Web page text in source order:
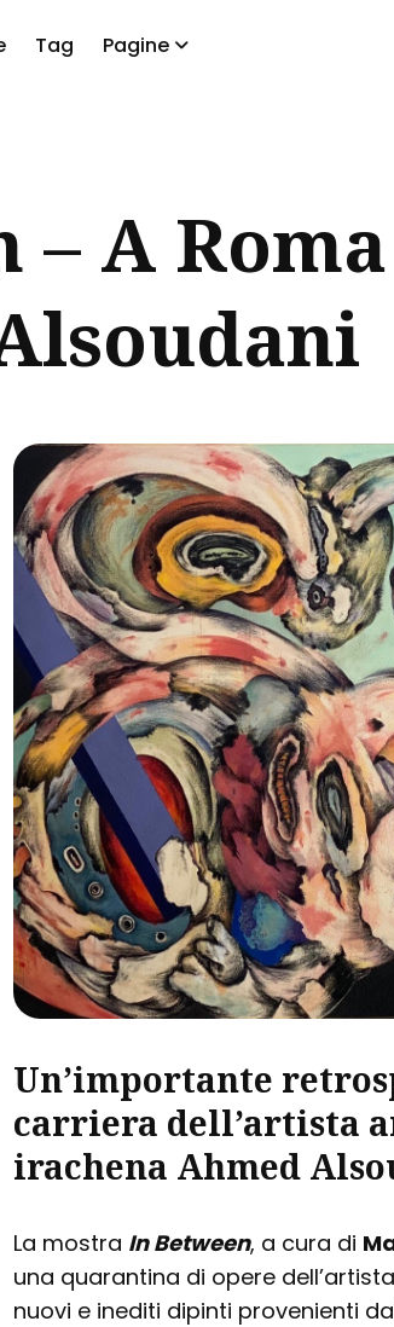
Tag Pagine
– A
Un’importante
carriera dell’artista
irachena Ahmed
La mostra In Between, a cura di
una quarantina di opere
nuovi e inediti dipinti provenienti